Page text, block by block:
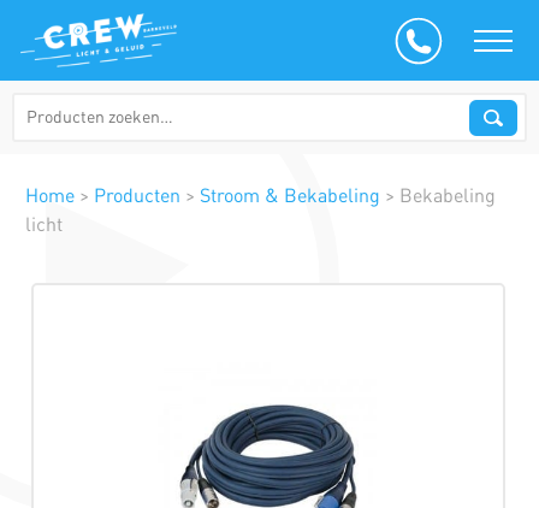
Home> Producten > Stroom & Bekabeling > Bekabeling
licht